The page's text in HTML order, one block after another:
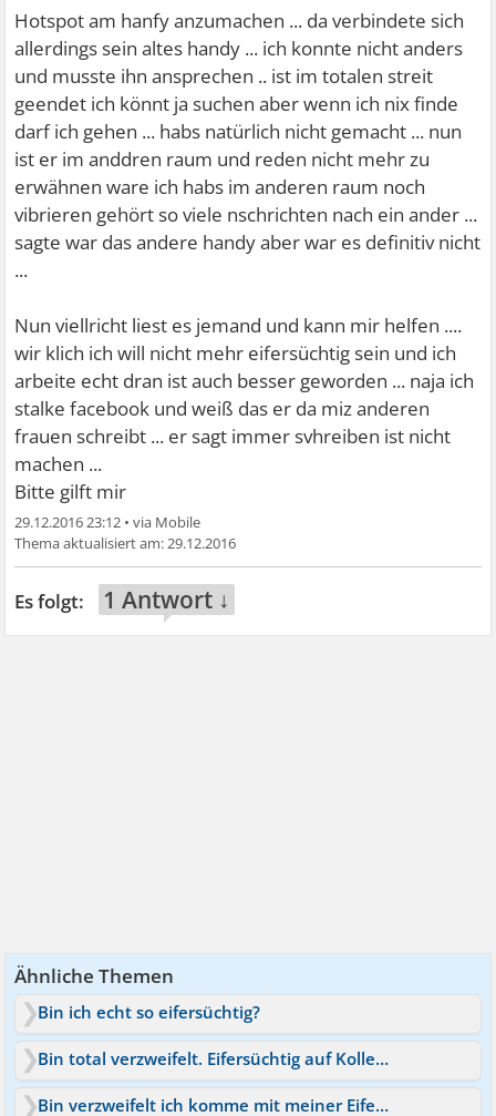
Hotspot am hanfy anzumachen ... da verbindete sich
allerdings sein altes handy ... ich konnte nicht anders
und musste ihn ansprechen .. ist im totalen streit
geendet ich könnt ja suchen aber wenn ich nix finde
darf ich gehen ... habs natürlich nicht gemacht ... nun
ist er im anddren raum und reden nicht mehr zu
erwähnen ware ich habs im anderen raum noch
vibrieren gehört so viele nschrichten nach ein ander ...
sagte war das andere handy aber war es definitiv nicht
...
Nun viellricht liest es jemand und kann mir helfen ....
wir klich ich will nicht mehr eifersüchtig sein und ich
arbeite echt dran ist auch besser geworden ... naja ich
stalke facebook und weiß das er da miz anderen
frauen schreibt ... er sagt immer svhreiben ist nicht
machen ...
Bitte gilft mir
29.12.2016 23:12 •
29.12.2016
1 Antwort ↓
Ähnliche Themen
Bin ich echt so eifersüchtig?
Bin total verzweifelt. Eifersüchtig auf Kollegin
Bin verzweifelt ich komme mit meiner Eifersucht nicht klar